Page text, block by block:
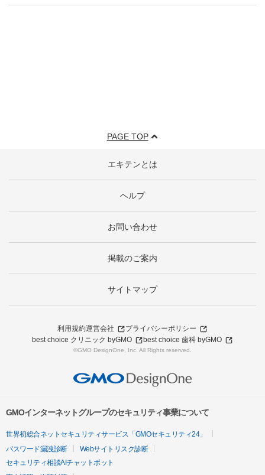
PAGE TOP
エキテンとは
ヘルプ
お問い合わせ
掲載のご案内
サイトマップ
利用規約運営会社
プライバシーポリシー
best choice クリニック byGMO
best choice 歯科 byGMO
©GMO DesignOne, Inc. All Rights reserved.
GMOインターネットグループのセキュリティ事業について
世界初総合ネットセキュリティサービス「GMOセキュリティ24」
パスワード漏洩診断
Webサイトリスク診断
セキュリティ相談AIチャットボット